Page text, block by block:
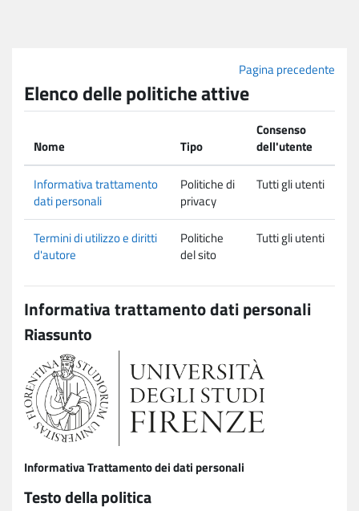
Pagina precedente
Elenco delle politiche attive
Nome Tipo
Consenso
dell'utente
Informativa trattamento
dati personali
Politiche di
privacy
Tutti gli utenti
Termini di utilizzo e diritti
d'autore
Politiche
del sito
Tutti gli utenti
Informativa trattamento dati personali
Riassunto
Informativa Trattamento dei dati personali
Testo della politica